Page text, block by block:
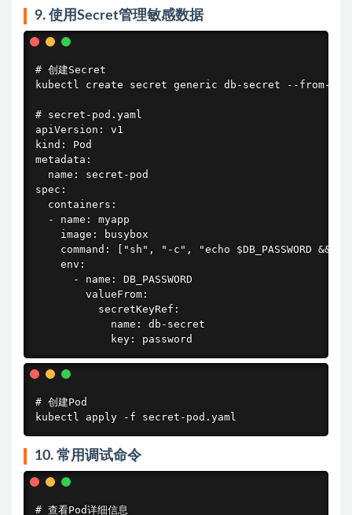
9. 使用Secret管理敏感数据
# 创建Secret
kubectl create secret generic db-secret --from-
# secret-pod.yaml
apiVersion: v1
kind: Pod
metadata:
  name: secret-pod
spec:
  containers:
  - name: myapp
    image: busybox
command: ["sh", "-c", "echo $DB_PASSWORD &&
    env:
      - name: DB_PASSWORD
        valueFrom:
          secretKeyRef:
            name: db-secret
            key: password
# 创建Pod
kubectl apply -f secret-pod.yaml
10. 常用调试命令
# 查看Pod详细信息